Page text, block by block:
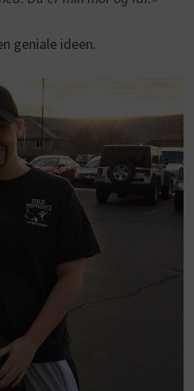
geniale ideen.